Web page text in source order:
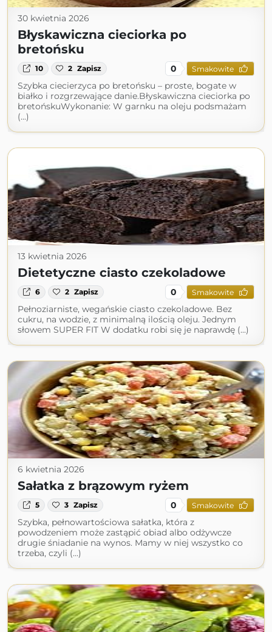
30 kwietnia 2026
Błyskawiczna cieciorka po
bretońsku
10 2 Zapisz 0 Smakowite
Szybka ciecierzyca po bretońsku – proste, bogate w
białko i rozgrzewające danie.Błyskawiczna cieciorka po
bretońskuWykonanie: W garnku na oleju podsmażam
(...)
13 kwietnia 2026
Dietetyczne ciasto czekoladowe
6 2 Zapisz 0 Smakowite
Pełnoziarniste, wegańskie ciasto czekoladowe. Bez
cukru, na wodzie, z minimalną ilością oleju. Jednym
słowem SUPER FIT W dodatku robi się je naprawdę (...)
6 kwietnia 2026
Sałatka z brązowym ryżem
5 3 Zapisz 0 Smakowite
Szybka, pełnowartościowa sałatka, która z
powodzeniem może zastąpić obiad albo odżywcze
drugie śniadanie na wynos. Mamy w niej wszystko co
trzeba, czyli (...)